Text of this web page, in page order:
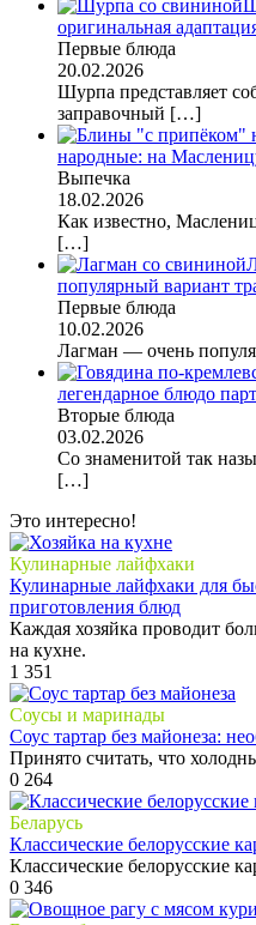
оригинальная
Первые блюда
20.02.2026
Шурпа представляет
заправочный […]
народные: на
Выпечка
18.02.2026
Как известно,
[…]
популярный вариант
Первые блюда
10.02.2026
Лагман — очень
легендарное блюдо
Вторые блюда
03.02.2026
Со знаменитой так
[…]
Это интересно!
Кулинарные лайфхаки
Кулинарные лайфхаки для
приготовления блюд
Каждая хозяйка проводит
на кухне.
1 351
Соусы и маринады
Соус тартар без майонеза:
Принято считать, что
0 264
Беларусь
Классические белорусские
Классические белорусские
0 346